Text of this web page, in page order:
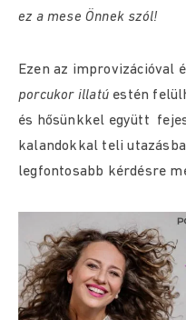
ez a mese Önnek szól!
Ezen az
porcukor illatú estén
és hősünkkel együtt
kalandokkal teli
legfontosabb kérdésre